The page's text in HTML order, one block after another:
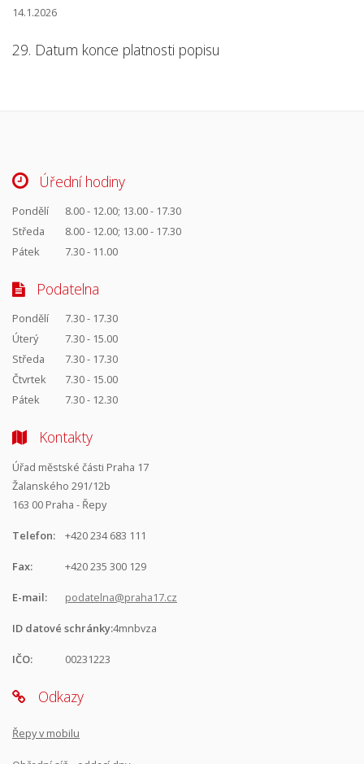
14.1.2026
29. Datum konce platnosti popisu
Úřední hodiny
Pondělí
8.00 - 12.00; 13.00 - 17.30
Středa
8.00 - 12.00; 13.00 - 17.30
Pátek
7.30 - 11.00
Podatelna
Pondělí
7.30 - 17.30
Úterý
7.30 - 15.00
Středa
7.30 - 17.30
Čtvrtek
7.30 - 15.00
Pátek
7.30 - 12.30
Kontakty
Úřad městské části Praha 17
Žalanského 291/12b
163 00 Praha - Řepy
Telefon: +420 234 683 111
Fax: +420 235 300 129
E-mail: podatelna@praha17.cz
ID datové schránky:4mnbvza
IČO: 00231223
Odkazy
Řepy v mobilu